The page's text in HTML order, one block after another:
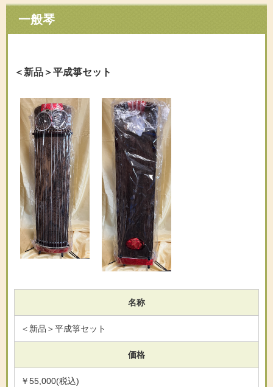
一般琴
＜新品＞平成箏セット
名称
＜新品＞平成箏セット
価格
￥55,000(税込)